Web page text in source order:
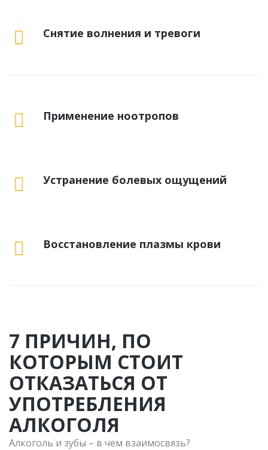
Снятие волнения и тревоги
Применение ноотропов
Устранение болевых ощущений
Восстановление плазмы крови
7 ПРИЧИН, ПО
КОТОРЫМ СТОИТ
ОТКАЗАТЬСЯ ОТ
УПОТРЕБЛЕНИЯ
АЛКОГОЛЯ
Алкоголь и зубы – в чем взаимосвязь?